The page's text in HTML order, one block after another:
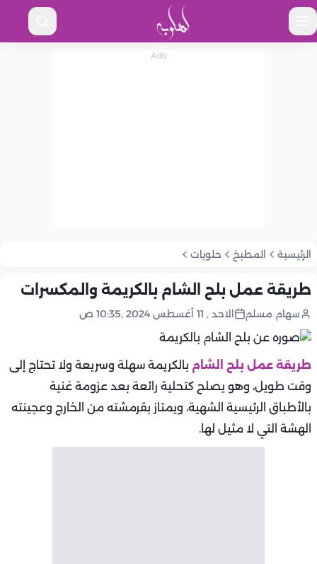
الرئيسية المطبخ حلويات
طريقة عمل بلح الشام بالكريمة ‏والمكسرات
سهام مسلم الاحد , 11 أغسطس 2024 ,10:35 ص
طريقة عمل بلح الشام بالكريمة سهلة وسريعة ولا تحتاج إلى
وقت طويل، وهو يصلح كتحلية رائعة بعد عزومة غنية
بالأطباق الرئيسية الشهية، ويمتاز بقرمشته من الخارج وعجينته
الهشة التي لا مثيل لها.